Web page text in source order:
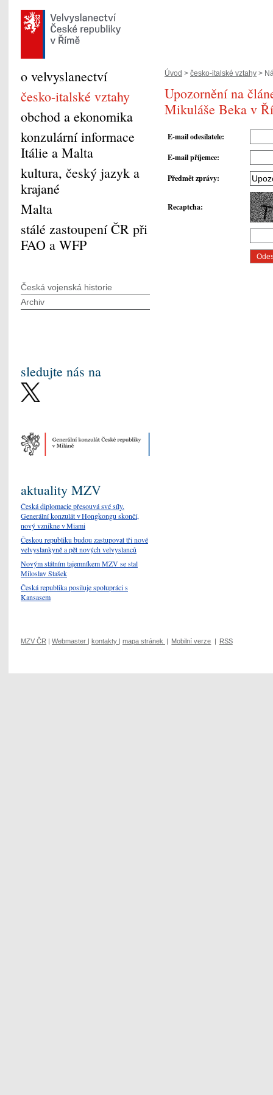
Úvod > česko-italské vztahy >
Upozornění na
Mikuláše Beka v
E-mail odesílatele:
E-mail příjemce:
Předmět zprávy:
Recaptcha:
o velvyslanectví
česko-italské vztahy
obchod a ekonomika
konzulární informace
Itálie a Malta
kultura, český jazyk a
krajané
Malta
stálé zastoupení ČR při
FAO a WFP
Česká vojenská historie
Archiv
sledujte nás na
aktuality MZV
Česká diplomacie přesouvá své síly.
Generální konzulát v Hongkongu skončí,
nový vznikne v Miami
Českou republiku budou zastupovat tři nové
velvyslankyně a pět nových velvyslanců
Novým státním tajemníkem MZV se stal
Miloslav Stašek
Česká republika posiluje spolupráci s
Kansasem
MZV ČR Webmaster kontakty mapa stránek Mobilní verze RSS